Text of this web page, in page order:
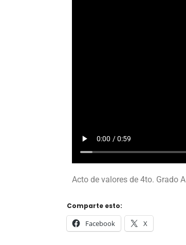
Acto de valores de 4to. Grado A
Comparte esto:
Facebook X